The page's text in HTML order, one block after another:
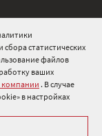
статистических
файлов
ваших
компании . В случае
в настройках